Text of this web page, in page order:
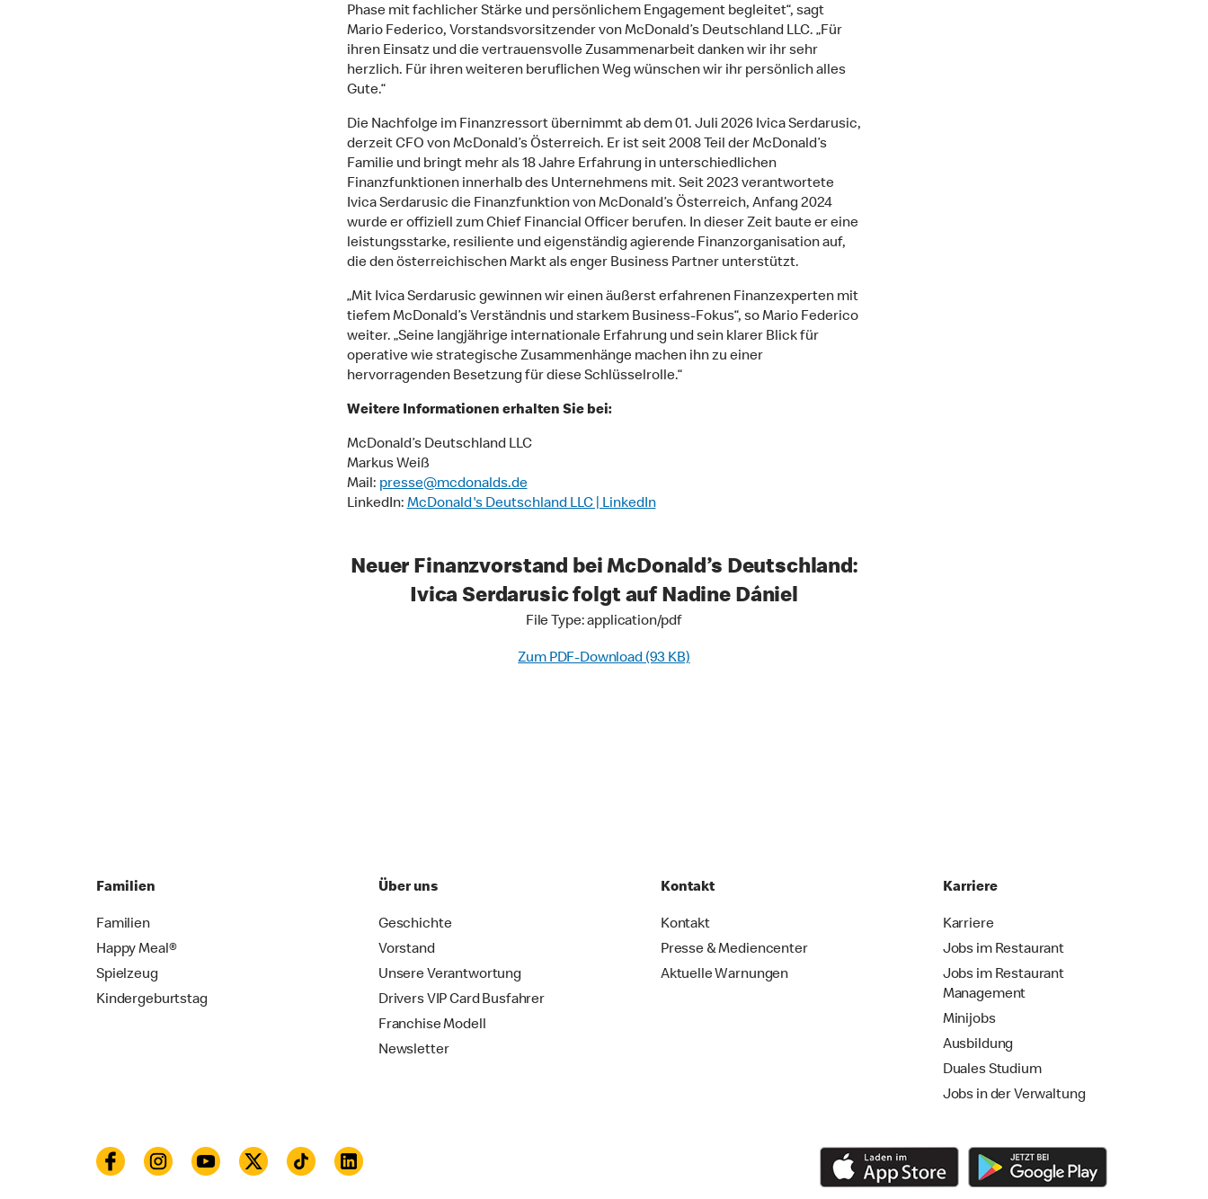
Phase mit fachlicher Stärke und persönlichem Engagement begleitet“, sagt
Mario Federico, Vorstandsvorsitzender von McDonald’s Deutschland LLC. „Für
ihren Einsatz und die vertrauensvolle Zusammenarbeit danken wir ihr sehr
herzlich. Für ihren weiteren beruflichen Weg wünschen wir ihr persönlich alles
Gute.“
Die Nachfolge im Finanzressort übernimmt ab dem 01. Juli 2026 Ivica Serdarusic,
derzeit CFO von McDonald’s Österreich. Er ist seit 2008 Teil der McDonald’s
Familie und bringt mehr als 18 Jahre Erfahrung in unterschiedlichen
Finanzfunktionen innerhalb des Unternehmens mit. Seit 2023 verantwortete
Ivica Serdarusic die Finanzfunktion von McDonald’s Österreich, Anfang 2024
wurde er offiziell zum Chief Financial Officer berufen. In dieser Zeit baute er eine
leistungsstarke, resiliente und eigenständig agierende Finanzorganisation auf,
die den österreichischen Markt als enger Business Partner unterstützt.
„Mit Ivica Serdarusic gewinnen wir einen äußerst erfahrenen Finanzexperten mit
tiefem McDonald’s Verständnis und starkem Business-Fokus“, so Mario Federico
weiter. „Seine langjährige internationale Erfahrung und sein klarer Blick für
operative wie strategische Zusammenhänge machen ihn zu einer
hervorragenden Besetzung für diese Schlüsselrolle.“
Weitere Informationen erhalten Sie bei:
McDonald’s Deutschland LLC
Markus Weiß
Mail: presse@mcdonalds.de
LinkedIn: McDonald's Deutschland LLC | LinkedIn
Neuer Finanzvorstand bei McDonald’s Deutschland:
Ivica Serdarusic folgt auf Nadine Dániel
File Type: application/pdf
Zum PDF-Download (93 KB)
Familien
Familien
Happy Meal®
Spielzeug
Kindergeburtstag
Über uns
Geschichte
Vorstand
Unsere Verantwortung
Drivers VIP Card Busfahrer
Franchise Modell
Newsletter
Kontakt
Kontakt
Presse & Mediencenter
Aktuelle Warnungen
Karriere
Karriere
Jobs im Restaurant
Jobs im Restaurant
Management
Minijobs
Ausbildung
Duales Studium
Jobs in der Verwaltung